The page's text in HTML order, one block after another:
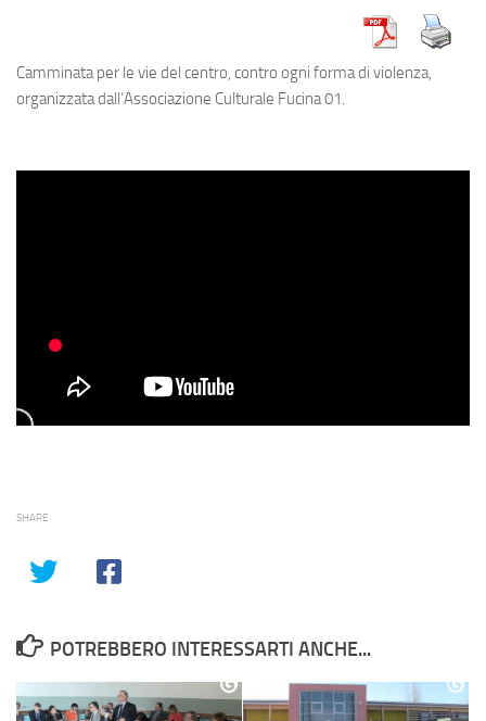
Camminata per le vie del centro, contro ogni forma di violenza,
organizzata dall’Associazione Culturale Fucina 01.
SHARE
POTREBBERO INTERESSARTI ANCHE...